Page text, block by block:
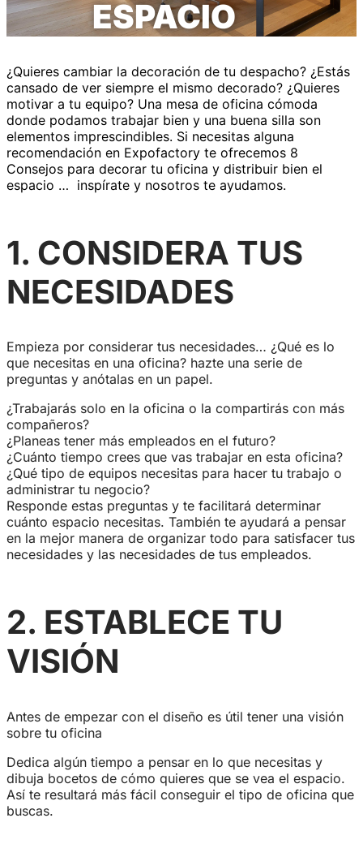
ESPACIO
¿Quieres cambiar la decoración de tu despacho? ¿Estás
cansado de ver siempre el mismo decorado? ¿Quieres
motivar a tu equipo? Una mesa de oficina cómoda
donde podamos trabajar bien y una buena silla son
elementos imprescindibles. Si necesitas alguna
recomendación en Expofactory te ofrecemos 8
Consejos para decorar tu oficina y distribuir bien el
espacio … inspírate y nosotros te ayudamos.
1. CONSIDERA TUS
NECESIDADES
Empieza por considerar tus necesidades… ¿Qué es lo
que necesitas en una oficina? hazte una serie de
preguntas y anótalas en un papel.
¿Trabajarás solo en la oficina o la compartirás con más
compañeros?
¿Planeas tener más empleados en el futuro?
¿Cuánto tiempo crees que vas trabajar en esta oficina?
¿Qué tipo de equipos necesitas para hacer tu trabajo o
administrar tu negocio?
Responde estas preguntas y te facilitará determinar
cuánto espacio necesitas. También te ayudará a pensar
en la mejor manera de organizar todo para satisfacer tus
necesidades y las necesidades de tus empleados.
2. ESTABLECE TU
VISIÓN
Antes de empezar con el diseño es útil tener una visión
sobre tu oficina
Dedica algún tiempo a pensar en lo que necesitas y
dibuja bocetos de cómo quieres que se vea el espacio.
Así te resultará más fácil conseguir el tipo de oficina que
buscas.